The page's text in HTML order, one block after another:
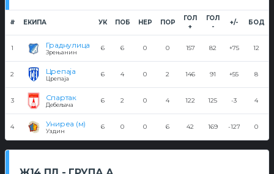
# ЕКИПА УК ПОБ НЕР ПОР
ГОЛ
+
ГОЛ
-
+/- БОД
1 Граднулица
Зрењанин
6 6 0 0 157 82 +75 12
2 Црепаја
Црепаја
6 4 0 2 146 91 +55 8
3 Спартак
Дебељача
6 2 0 4 122 125 -3 4
4 Униреа (м)
Уздин
6 0 0 6 42 169 -127 0